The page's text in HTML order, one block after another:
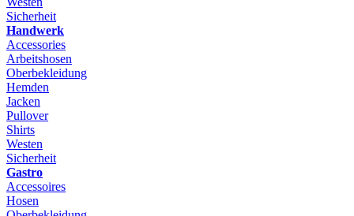
Sicherheit
Handwerk
Accessories
Arbeitshosen
Oberbekleidung
Hemden
Jacken
Pullover
Shirts
Westen
Sicherheit
Gastro
Accessoires
Hosen